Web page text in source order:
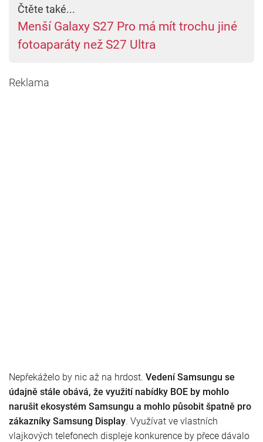
Čtěte také...
Menší Galaxy S27 Pro má mít trochu jiné
fotoaparáty než S27 Ultra
Reklama
Nepřekáželo by nic až na hrdost. Vedení Samsungu se
údajně stále obává, že využití nabídky BOE by mohlo
narušit ekosystém Samsungu a mohlo působit špatně pro
zákazníky Samsung Display. Využívat ve vlastních
vlajkových telefonech displeje konkurence by přece dávalo